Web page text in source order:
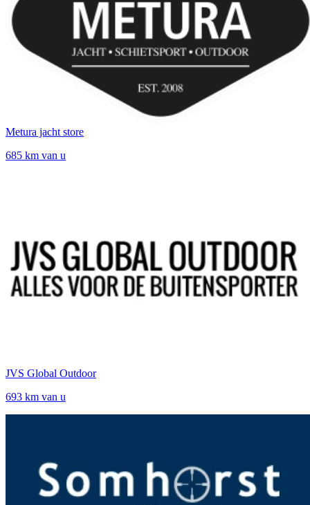
Metura jacht store
685 km van u
JVS Global Outdoor
693 km van u